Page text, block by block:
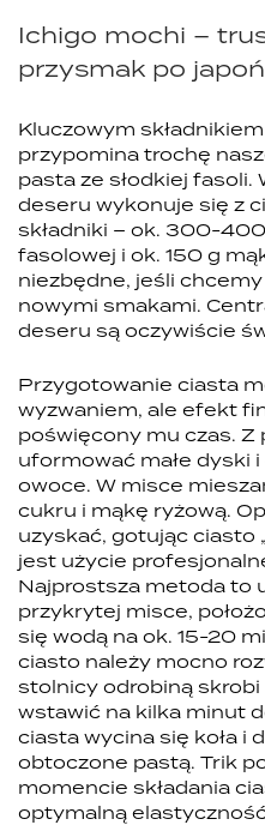
Ichigo mochi –
przysmak po
Kluczowym
przypomina trochę
pasta ze słodkiej
deseru wykonuje się z
składniki – ok. 300-
fasolowej i ok. 150 g
niezbędne, jeśli
nowymi smakami.
deseru są oczywiście
Przygotowanie ciasta
wyzwaniem, ale efekt
poświęcony mu czas.
uformować małe dyski
owoce. W misce
cukru i mąkę ryżową.
uzyskać, gotując ciasto
jest użycie
Najprostsza metoda to
przykrytej misce,
się wodą na ok. 15-20
ciasto należy mocno
stolnicy odrobiną skrobi
wstawić na kilka minut
ciasta wycina się koła i
obtoczone pastą. Trik
momencie składania
optymalną